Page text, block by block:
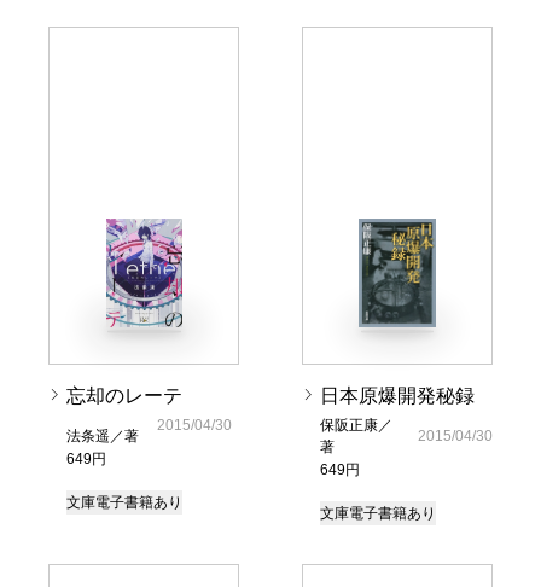
忘却のレーテ
法条遥／著
649円
2015/04/30
文庫電子書籍あり
日本原爆開発秘録
保阪正康／
著
649円
2015/04/30
文庫電子書籍あり